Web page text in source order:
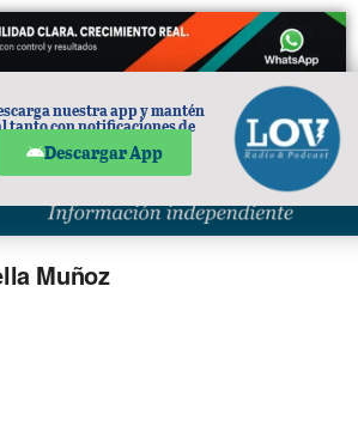
PUBLICIDAD
Muñoz
nuestra app y mantén
tanto con notificaciones de
Descargar App